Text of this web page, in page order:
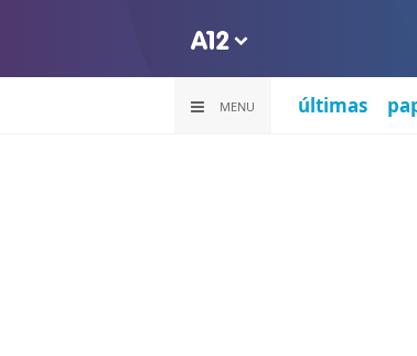
MENU últimas